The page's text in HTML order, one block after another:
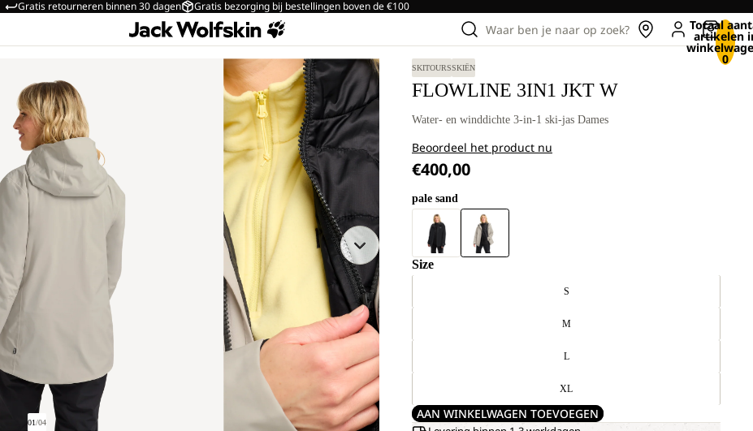
Gratis retourneren binnen 30 dagen Gratis bezorging bij bestellingen boven de €100
Waar ben je naar op zoek? Totaal
artikelen
0
01/04
SKITOURSSKIËN
FLOWLINE 3IN1 JKT W
Water- en winddichte 3-in-1 ski-jas Dames
Beoordeel het product nu
€400,00
pale sand
Size
S
M
L
XL
AAN WINKELWAGEN TOEVOEGEN